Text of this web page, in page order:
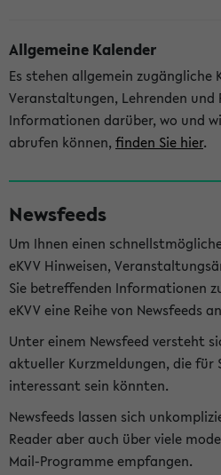
Allgemeine Kalender
Es stehen allgemein zugängliche
Veranstaltungen, Lehrenden und
Informationen darüber, wo und
abrufen können, finden Sie hier.
Newsfeeds
Um Ihnen einen
eKVV Hinweisen,
Sie betreffenden Informationen
eKVV eine Reihe von Newsfeeds
Unter einem Newsfeed versteht
aktueller Kurzmeldungen, die für
interessant sein könnten.
Newsfeeds lassen sich
Reader aber auch über viele
Mail-Programme empfangen.